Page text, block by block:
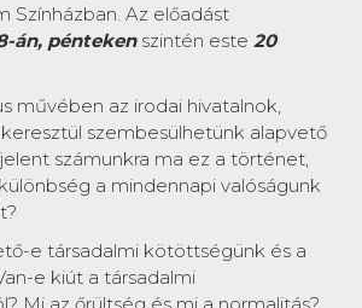
Színházban. Az előadást
án, péntekenszintén este 20
művében az irodai hivatalnok,
keresztül szembesülhetünk alapvető
számunkra ma ez a történet,
a mindennapi valóságunk
e társadalmi kötöttségünk és a
e kiút a társadalmi